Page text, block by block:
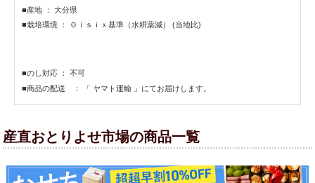
■産地 ： 大分県
■栽培環境 ： Ｏｉｓｉｘ基準（水耕薬減） (当地比)
■のし対応 ： 不可
■商品の配送 ： 「 ヤマト運輸 」にてお届けします。
産直おとりよせ市場の商品一覧